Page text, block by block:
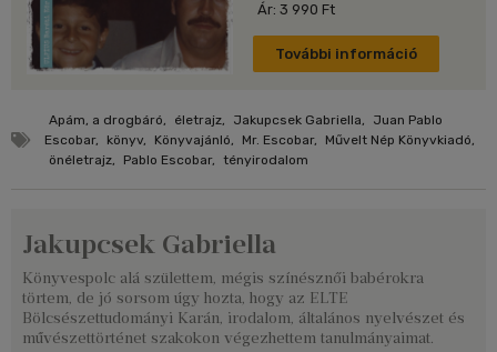
Ár: 3 990 Ft
További információ
Apám, a drogbáró életrajz Jakupcsek Gabriella
Juan Pablo
Escobar, könyv Könyvajánló Mr. Escobar, Művelt Nép Könyvkiadó
önéletrajz
Pablo Escobar, tényirodalom
Jakupcsek Gabriella
Könyvespolc alá születtem, mégis színésznői babérokra
törtem, de jó sorsom úgy hozta, hogy az ELTE
Bölcsészettudományi Karán, irodalom, általános nyelvészet és
művészettörténet szakokon végezhettem tanulmányaimat.